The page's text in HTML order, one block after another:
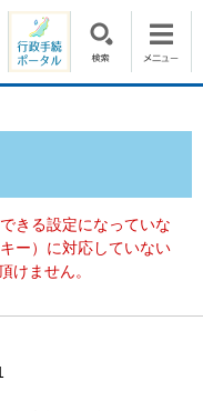
きる設定になっていな
ー）に対応していない
けません。